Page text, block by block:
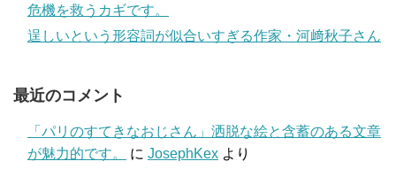
危機を救うカギです。
逞しいという形容詞が似合いすぎる作家・河﨑秋子さん
最近のコメント
「パリのすてきなおじさん」洒脱な絵と含蓄のある文章
が魅力的です。
に JosephKex より